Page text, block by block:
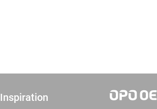
Inspiration